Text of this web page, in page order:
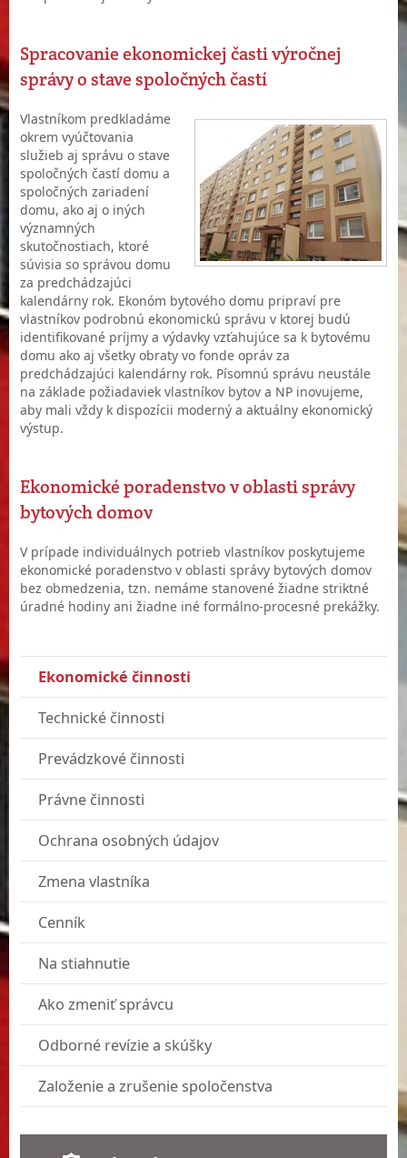
Spracovanie ekonomickej časti výročnej
správy o stave spoločných častí
Vlastníkom predkladáme
okrem vyúčtovania
služieb aj správu o stave
spoločných častí domu a
spoločných zariadení
domu, ako aj o iných
významných
skutočnostiach, ktoré
súvisia so správou domu
za predchádzajúci
kalendárny rok. Ekonóm bytového domu pripraví pre
vlastníkov podrobnú ekonomickú správu v ktorej budú
identifikované príjmy a výdavky vzťahujúce sa k bytovému
domu ako aj všetky obraty vo fonde opráv za
predchádzajúci kalendárny rok. Písomnú správu neustále
na základe požiadaviek vlastníkov bytov a NP inovujeme,
aby mali vždy k dispozícii moderný a aktuálny ekonomický
výstup.
Ekonomické poradenstvo v oblasti správy
bytových domov
V prípade individuálnych potrieb vlastníkov poskytujeme
ekonomické poradenstvo v oblasti správy bytových domov
bez obmedzenia, tzn. nemáme stanovené žiadne striktné
úradné hodiny ani žiadne iné formálno-procesné prekážky.
Ekonomické činnosti
Technické činnosti
Prevádzkové činnosti
Právne činnosti
Ochrana osobných údajov
Zmena vlastníka
Cenník
Na stiahnutie
Ako zmeniť správcu
Odborné revízie a skúšky
Založenie a zrušenie spoločenstva